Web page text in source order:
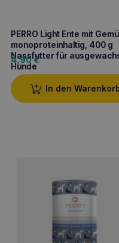
PERRO Light Ente mit
monoproteinhaltig, 400 g
Nassfutter für
Hunde
4,90€
In den